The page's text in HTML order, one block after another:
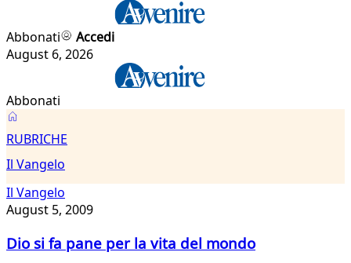
Abbonati
Accedi
August 6, 2026
Abbonati
Il
Vangelo
RUBRICHE
Il Vangelo
Il Vangelo
August 5, 2009
Dio si fa pane per la vita del mondo